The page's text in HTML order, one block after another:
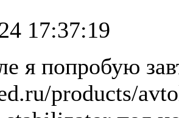
17:37:19
я попробую
products/